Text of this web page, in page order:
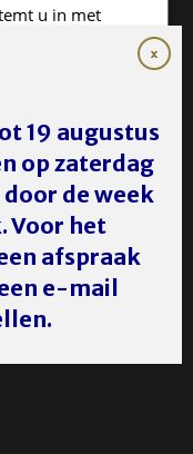
19 augustus
op zaterdag
de week
Voor het
afspraak
e-mail
u in met
met ons